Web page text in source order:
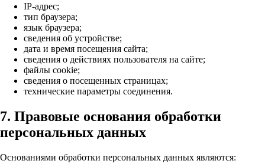
IP-адрес;
тип браузера;
язык браузера;
сведения об устройстве;
дата и время посещения сайта;
сведения о действиях пользователя на сайте;
файлы cookie;
сведения о посещенных страницах;
технические параметры соединения.
7. Правовые основания обработки
персональных данных
Основаниями обработки персональных данных являются: